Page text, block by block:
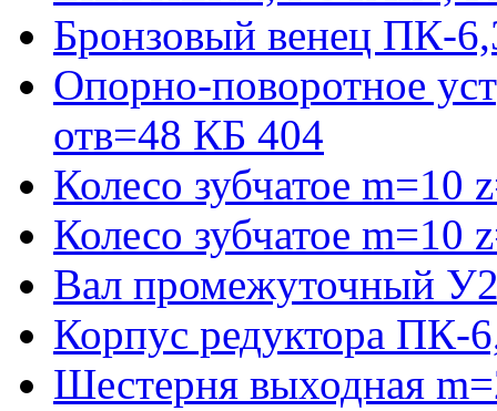
Бронзовый венец ПК-
Опорно-поворотное
отв=48 КБ 404
Колесо зубчатое
Колесо зубчатое
Вал промежуточный
Корпус редуктора ПК-
Шестерня выходная